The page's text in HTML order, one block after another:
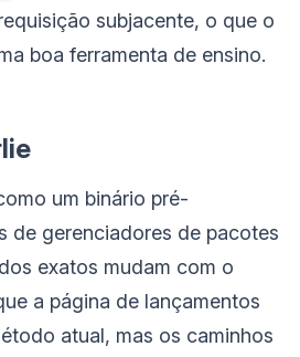
subjacente, o que o
boa ferramenta de ensino.
um binário pré-
de gerenciadores de pacotes
exatos mudam com o
a página de lançamentos
atual, mas os caminhos